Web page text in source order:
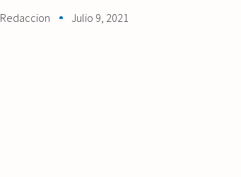
Redaccion Julio 9, 2021